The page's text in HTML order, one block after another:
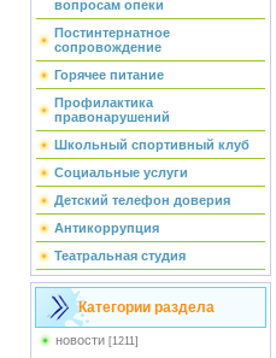
вопросам опеки
Постинтернатное
сопровождение
Горячее питание
Профилактика
правонарушений
Школьный спортивный клуб
Социальные услуги
Детский телефон доверия
Антикоррупция
Театральная студия
Категории раздела
новости [1211]